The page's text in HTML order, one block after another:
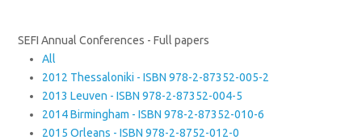
SEFI Annual Conferences - Full papers
All
2012 Thessaloniki - ISBN 978-2-87352-005-2
2013 Leuven - ISBN 978-2-87352-004-5
2014 Birmingham - ISBN 978-2-87352-010-6
2015 Orleans - ISBN 978-2-8752-012-0